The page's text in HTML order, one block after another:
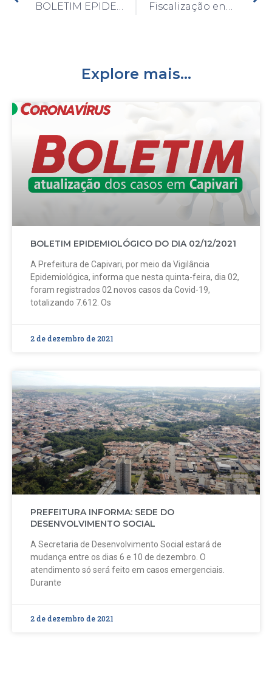
BOLETIM EPIDEMIOLÓGICO DO DIA 01/02/2021
Fiscalização encerra aglomeração em jogo de futebol em Capivari
Explore mais...
BOLETIM EPIDEMIOLÓGICO DO DIA 02/12/2021
A Prefeitura de Capivari, por meio da Vigilância
Epidemiológica, informa que nesta quinta-feira, dia 02,
foram registrados 02 novos casos da Covid-19,
totalizando 7.612. Os
2 de dezembro de 2021
PREFEITURA INFORMA: SEDE DO
DESENVOLVIMENTO SOCIAL
A Secretaria de Desenvolvimento Social estará de
mudança entre os dias 6 e 10 de dezembro. O
atendimento só será feito em casos emergenciais.
Durante
2 de dezembro de 2021